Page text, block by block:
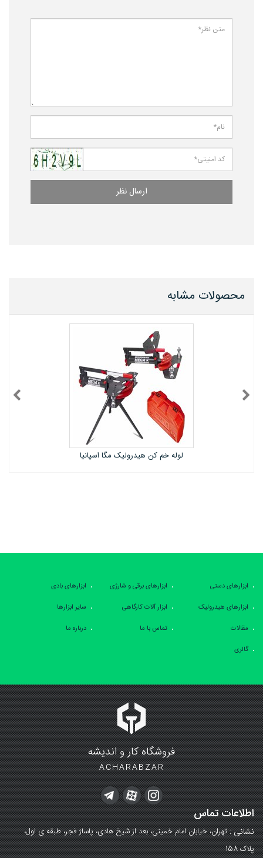
ارسال نظر
محصولات مشابه
لوله خم کن هیدرولیک مگا اسپانیا
ابزارهای دستی ابزارهای برقی و شارژی
ابزارهای بادی
ابزارهای هیدرولیک
ابزار آلات کارگاهی
سایر ابزارها
مقالات
تماس با ما
درباره ما
گالری
فروشگاه کار و اندیشه
ACHARABZAR
اطلاعات تماس
نشانی :تهران، خیابان امام خمینی، بعد از شیخ هادی، پاساژ فجر، طبقه ی اول،
پلاک 158